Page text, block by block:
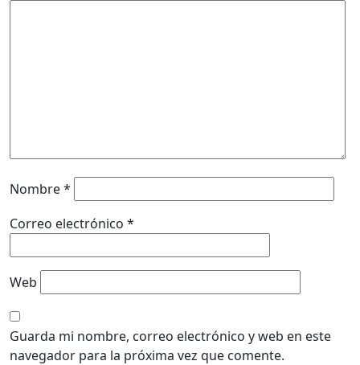
Nombre*
Correo electrónico *
Web
Guarda mi nombre, correo electrónico y web en este
navegador para la próxima vez que comente.